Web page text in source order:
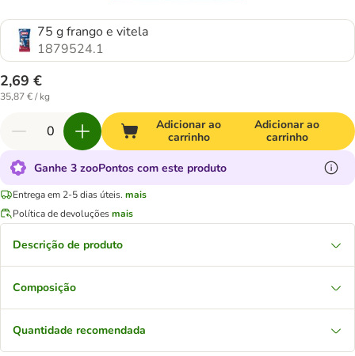
75 g frango e vitela
1879524.1
2,69 €
35,87 € / kg
Adicionar ao
carrinho
Adicionar ao
carrinho
Ganhe 3 zooPontos com este produto
Entrega em 2-5 dias úteis. mais
Política de devoluçõesmais
Descrição de produto
Composição
Quantidade recomendada